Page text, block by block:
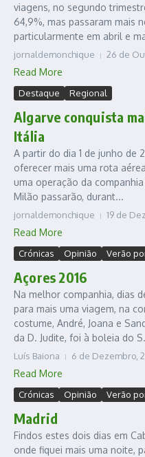
viagens, no segundo
64,9%, mas passaram mais
particularmente em abril e
jornaldemonchique 26 de
Read More
Destaque Regional
Algarve conquista
Itália
A partir do dia 1 de junho de
oferecer mais uma rota
uma operação da
Milão passarão, durant...
jornaldemonchique 19 de
Read More
Crónicas Opinião Verão
Açores 2016
Na melhor companhia, dias
para mais uma viagem, na
costume, André, Joana e
da D. Judite, foi à boleia do
Luís Baiona 6 de Dezembro,
Read More
Crónicas Opinião Verão
Madrid
Findos estes dois dias em
onde fiquei mais uma noite,